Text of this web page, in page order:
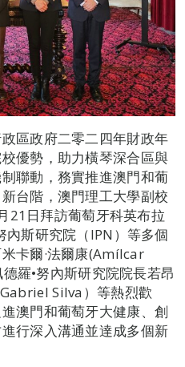
區政府二零二四年財政年
優勢，助力橫琴深合區與
聯動，務實推進澳門和葡
台階，澳門理工大學副校
21日拜訪葡萄牙科英布拉
內斯研究院（IPN）等多個
卡爾·法爾康(Amílcar
羅•努內斯研究院院長若昂
Gabriel Silva）等熱烈歡
澳門和葡萄牙大健康、創
行深入溝通並達成多個新